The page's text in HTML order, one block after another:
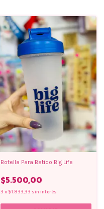
Botella Para Batido Big Life
$5.500,00
3 x $1.833,33 sin interés